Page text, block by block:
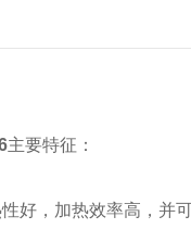
主要特征：
好，加热效率高，并